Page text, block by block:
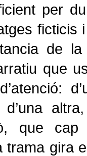
per
ficticis
de
que
d’una
que
trama gira